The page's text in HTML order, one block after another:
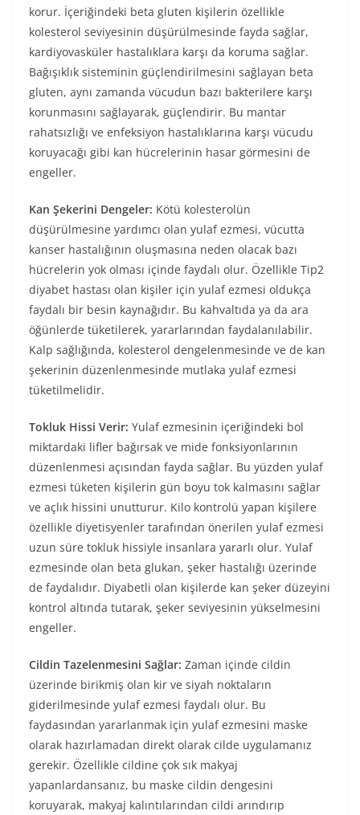
korur. İçeriğindeki beta gluten kişilerin özellikle
kolesterol seviyesinin düşürülmesinde fayda sağlar,
kardiyovasküler hastalıklara karşı da koruma sağlar.
Bağışıklık sisteminin güçlendirilmesini sağlayan beta
gluten, aynı zamanda vücudun bazı bakterilere karşı
korunmasını sağlayarak, güçlendirir. Bu mantar
rahatsızlığı ve enfeksiyon hastalıklarına karşı vücudu
koruyacağı gibi kan hücrelerinin hasar görmesini de
engeller.
Kan Şekerini Dengeler: Kötü kolesterolün
düşürülmesine yardımcı olan yulaf ezmesi, vücutta
kanser hastalığının oluşmasına neden olacak bazı
hücrelerin yok olması içinde faydalı olur. Özellikle Tip2
diyabet hastası olan kişiler için yulaf ezmesi oldukça
faydalı bir besin kaynağıdır. Bu kahvaltıda ya da ara
öğünlerde tüketilerek, yararlarından faydalanılabilir.
Kalp sağlığında, kolesterol dengelenmesinde ve de kan
şekerinin düzenlenmesinde mutlaka yulaf ezmesi
tüketilmelidir.
Tokluk Hissi Verir: Yulaf ezmesinin içeriğindeki bol
miktardaki lifler bağırsak ve mide fonksiyonlarının
düzenlenmesi açısından fayda sağlar. Bu yüzden yulaf
ezmesi tüketen kişilerin gün boyu tok kalmasını sağlar
ve açlık hissini unutturur. Kilo kontrolü yapan kişilere
özellikle diyetisyenler tarafından önerilen yulaf ezmesi
uzun süre tokluk hissiyle insanlara yararlı olur. Yulaf
ezmesinde olan beta glukan, şeker hastalığı üzerinde
de faydalıdır. Diyabetli olan kişilerde kan şeker düzeyini
kontrol altında tutarak, şeker seviyesinin yükselmesini
engeller.
Cildin Tazelenmesini Sağlar: Zaman içinde cildin
üzerinde birikmiş olan kir ve siyah noktaların
giderilmesinde yulaf ezmesi faydalı olur. Bu
faydasından yararlanmak için yulaf ezmesini maske
olarak hazırlamadan direkt olarak cilde uygulamanız
gerekir. Özellikle cildine çok sık makyaj
yapanlardansanız, bu maske cildin dengesini
koruyarak, makyaj kalıntılarından cildi arındırıp